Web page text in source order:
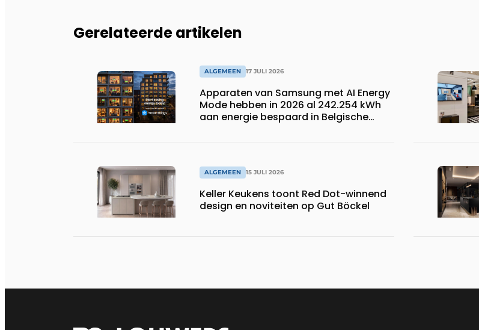
Gerelateerde artikelen
ALGEMEEN 17 JULI 2026
Apparaten van Samsung met AI Energy
Mode hebben in 2026 al 242.254 kWh
aan energie bespaard in Belgische
ALGEMEEN 15 JULI 2026
Keller Keukens toont Red Dot-winnend
design en noviteiten op Gut Böckel